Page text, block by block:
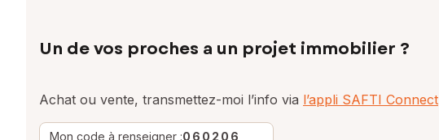
Un de vos proches a un projet immobilier ?
Achat ou vente, transmettez-moi l’info via l’appli SAFTI Connect
Mon code à renseigner :060206